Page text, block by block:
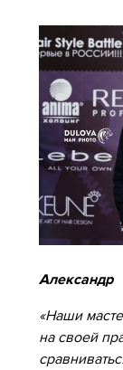
Александр
«Наши
на своей